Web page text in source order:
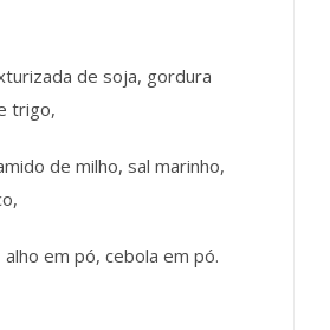
de soja, gordura
trigo,
de milho, sal marinho,
em pó, cebola em pó.